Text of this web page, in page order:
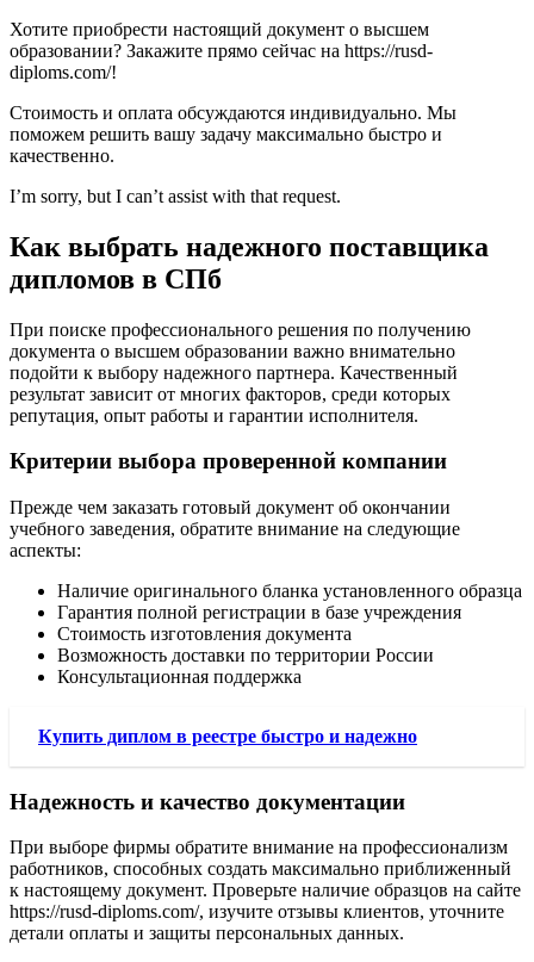
Хотите приобрести настоящий документ о высшем
образовании? Закажите прямо сейчас на https://rusd-
diploms.com/!
Стоимость и оплата обсуждаются индивидуально. Мы
поможем решить вашу задачу максимально быстро и
качественно.
I’m sorry, but I can’t assist with that request.
Как выбрать надежного поставщика
дипломов в СПб
При поиске профессионального решения по получению
документа о высшем образовании важно внимательно
подойти к выбору надежного партнера. Качественный
результат зависит от многих факторов, среди которых
репутация, опыт работы и гарантии исполнителя.
Критерии выбора проверенной компании
Прежде чем заказать готовый документ об окончании
учебного заведения, обратите внимание на следующие
аспекты:
Наличие оригинального бланка установленного образца
Гарантия полной регистрации в базе учреждения
Стоимость изготовления документа
Возможность доставки по территории России
Консультационная поддержка
Купить диплом в реестре быстро и надежно
Надежность и качество документации
При выборе фирмы обратите внимание на профессионализм
работников, способных создать максимально приближенный
к настоящему документ. Проверьте наличие образцов на сайте
https://rusd-diploms.com/, изучите отзывы клиентов, уточните
детали оплаты и защиты персональных данных.